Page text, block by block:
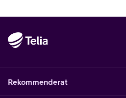
Rekommenderat